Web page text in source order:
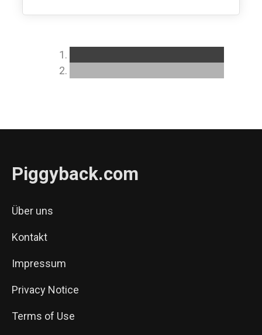
Piggyback.com
Über uns
Kontakt
Impressum
Privacy Notice
Terms of Use